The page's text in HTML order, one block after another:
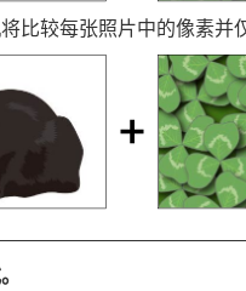
比较每张照片中的像素并